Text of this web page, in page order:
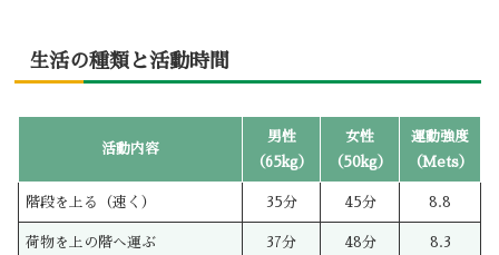
生活の種類と活動時間
活動内容
男性
（65kg）
女性
（50kg）
運動強度
（Mets）
階段を上る（速く） 35分 45分 8.8
荷物を上の階へ運ぶ 37分 48分 8.3